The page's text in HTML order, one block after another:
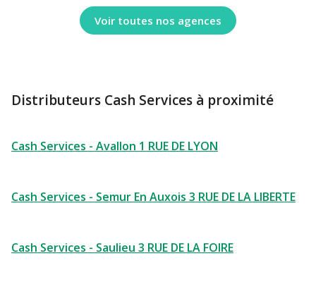
Voir toutes nos agences
Distributeurs Cash Services à proximité
Cash Services - Avallon 1 RUE DE LYON
Cash Services - Semur En Auxois 3 RUE DE LA LIBERTE
Cash Services - Saulieu 3 RUE DE LA FOIRE